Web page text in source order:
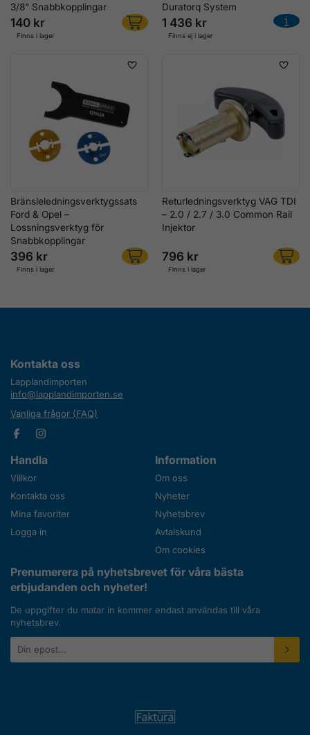
3/8" Snabbkopplingar
140 kr
Finns i lager
Duratorq System
1 436 kr
Finns ej i lager
Bränsleledningsverktygssats
Ford & Opel –
Lossningsverktyg för
Snabbkopplingar
396 kr
Finns i lager
Returledningsverktyg VAG TDI
– 2.0 / 2.7 / 3.0 Common Rail
Injektor
796 kr
Finns i lager
Kontakta oss
Lapplandimporten
info@lapplandimporten.se
Vanliga frågor (FAQ)
Handla
Villkor
Kontakta oss
Mina favoriter
Logga in
Information
Om oss
Nyheter
Nyhetsbrev
Avtalskund
Om cookies
Prenumerera på nyhetsbrevet för våra bästa
erbjudanden och nyheter!
De uppgifter du matar in kommer endast användas till våra
nyhetsbrev.
postadress